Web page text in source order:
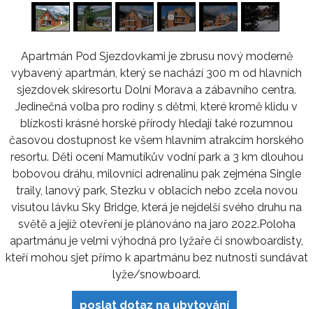
Apartmán Pod Sjezdovkami je zbrusu nový moderně
vybavený apartmán, který se nachází 300 m od hlavních
sjezdovek skiresortu Dolní Morava a zábavního centra.
Jedinečná volba pro rodiny s dětmi, které kromě klidu v
blízkosti krásné horské přírody hledají také rozumnou
časovou dostupnost ke všem hlavním atrakcím horského
resortu. Děti ocení Mamutíkův vodní park a 3 km dlouhou
bobovou dráhu, milovníci adrenalinu pak zejména Single
traily, lanový park, Stezku v oblacích nebo zcela novou
visutou lávku Sky Bridge, která je nejdelší svého druhu na
světě a jejíž otevření je plánováno na jaro 2022.Poloha
apartmánu je velmi výhodná pro lyžaře či snowboardisty,
kteří mohou sjet přímo k apartmánu bez nutnosti sundávat
lyže/snowboard.
poslat dotaz na ubytování